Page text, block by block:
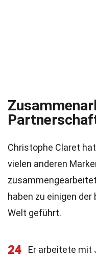
Christophe Claret
vielen anderen
haben zu einigen
Welt geführt.
24
Er arbeitete mit